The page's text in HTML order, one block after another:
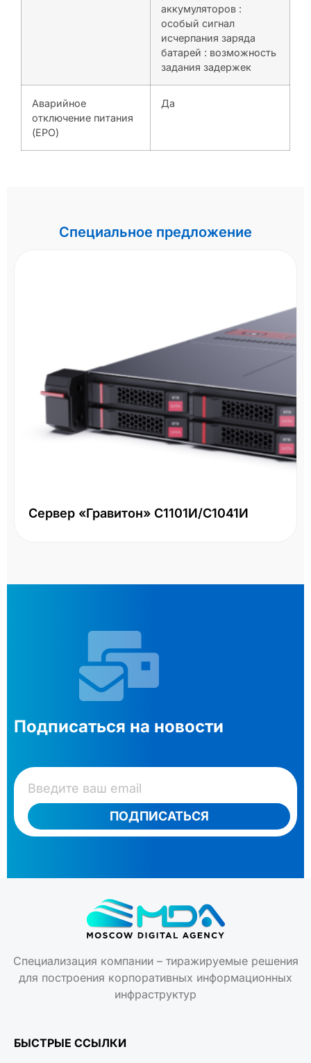
аккумуляторов :
особый сигнал
исчерпания заряда
батарей : возможность
задания задержек
Аварийное
отключение питания
(EPO)
Да
Специальное предложение
СХД HPE MSA 2060 R0Q73A - 16Gb FC
LFF
Два контроллера 16Gb FC, большой форм-фактор
Подписаться на новости
Специализация компании – тиражируемые решения
для построения корпоративных информационных
инфраструктур
БЫСТРЫЕ ССЫЛКИ